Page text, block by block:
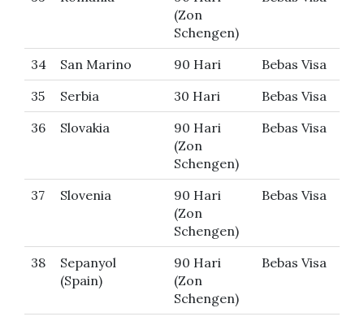
(Zon
Schengen)
34 San Marino 90 Hari
Bebas Visa
35
Serbia 30 Hari
Bebas Visa
36
Slovakia
90 Hari
(Zon
Schengen)
Bebas Visa
37 Slovenia
90 Hari
(Zon
Schengen)
Bebas Visa
38
Sepanyol
(Spain)
90 Hari
(Zon
Schengen)
Bebas Visa